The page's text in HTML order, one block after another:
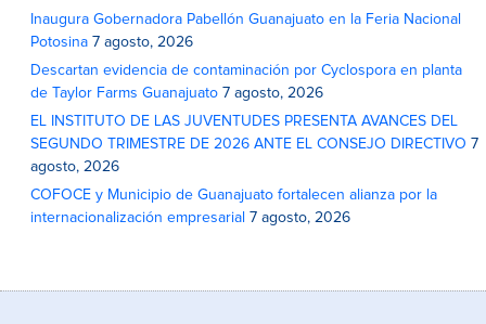
Inaugura Gobernadora Pabellón Guanajuato en la Feria Nacional
Potosina 7 agosto, 2026
Descartan evidencia de contaminación por Cyclospora en planta
de Taylor Farms Guanajuato 7 agosto, 2026
EL INSTITUTO DE LAS JUVENTUDES PRESENTA AVANCES DEL
SEGUNDO TRIMESTRE DE 2026 ANTE EL CONSEJO DIRECTIVO 7
agosto, 2026
COFOCE y Municipio de Guanajuato fortalecen alianza por la
internacionalización empresarial 7 agosto, 2026